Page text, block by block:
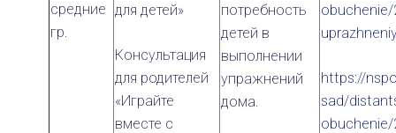
средние
гр.
для детей»
Консультация
для родителей
«Играйте
вместе с
потребность
детей в
выполнении
упражнений
дома.
https://
sad/